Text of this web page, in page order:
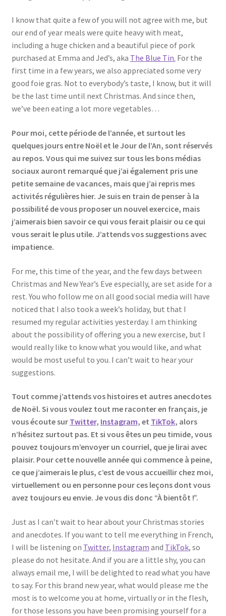
I know that quite a few of you will not agree with me, but
our end of year meals were quite heavy with meat,
including a huge chicken and a beautiful piece of pork
purchased at Emma and Jed’s, aka The Blue Tin. For the
first time in a few years, we also appreciated some very
good foie gras. Not to everybody’s taste, I know, but it will
be the last time until next Christmas. And since then,
we’ve been eating a lot more vegetables…
Pour moi, cette période de l’année, et surtout les
quelques jours entre Noël et le Jour de l’An, sont réservés
au repos. Vous qui me suivez sur tous les bons médias
sociaux auront remarqué que j’ai également pris une
petite semaine de vacances, mais que j’ai repris mes
activités régulières hier. Je suis en train de penser à la
possibilité de vous proposer un nouvel exercice, mais
j’aimerais bien savoir ce qui vous ferait plaisir ou ce qui
vous serait le plus utile. J’attends vos suggestions avec
impatience.
For me, this time of the year, and the few days between
Christmas and New Year’s Eve especially, are set aside for a
rest. You who follow me on all good social media will have
noticed that I also took a week’s holiday, but that I
resumed my regular activities yesterday. I am thinking
about the possibility of offering you a new exercise, but I
would really like to know what you would like, and what
would be most useful to you. I can’t wait to hear your
suggestions.
Tout comme j’attends vos histoires et autres anecdotes
de Noël. Si vous voulez tout me raconter en français, je
vous écoute sur Twitter, Instagram, et TikTok, alors
n’hésitez surtout pas. Et si vous êtes un peu timide, vous
pouvez toujours m’envoyer un courriel, que je lirai avec
plaisir. Pour cette nouvelle année qui commence à peine,
ce que j’aimerais le plus, c’est de vous accueillir chez moi,
virtuellement ou en personne pour ces leçons dont vous
avez toujours eu envie. Je vous dis donc “À bientôt !”.
Just as I can’t wait to hear about your Christmas stories
and anecdotes. If you want to tell me everything in French,
I will be listening on Twitter, Instagram and TikTok, so
please do not hesitate. And if you are a little shy, you can
always email me, I will be delighted to read what you have
to say. For this brand new year, what would please me the
most is to welcome you at home, virtually or in the flesh,
for those lessons you have been promising yourself for a